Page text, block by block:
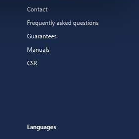
Contact
Frequently asked questions
Guarantees
Manuals
CSR
Languages